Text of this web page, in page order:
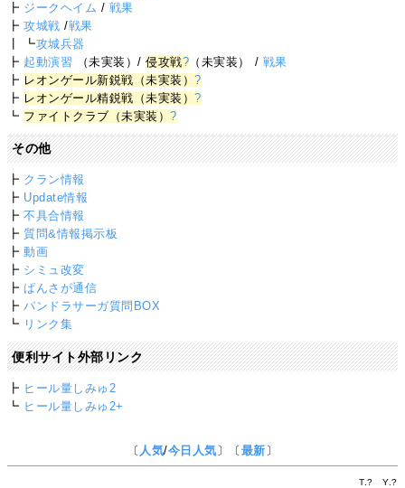
┣ ジークヘイム / 戦果
┣攻城戦 /戦果
┃ ┗攻城兵器
┣ 起動演習 （未実装）/侵攻戦? （未実装） / 戦果
┣ レオンゲール新鋭戦（未実装）?
┣ レオンゲール精鋭戦（未実装）?
┗ ファイトクラブ（未実装）?
その他
┣ クラン情報
┣ Update情報
┣不具合情報
┣質問&情報掲示板
┣動画
┣ シミュ改変
┣ぱんさが通信
┣パンドラサーガ質問BOX
┗ リンク集
便利サイト外部リンク
┣ ヒール量しみゅ2
┗ ヒール量しみゅ2+
〔 人気/今日人気〕〔最新〕
T.? Y.?